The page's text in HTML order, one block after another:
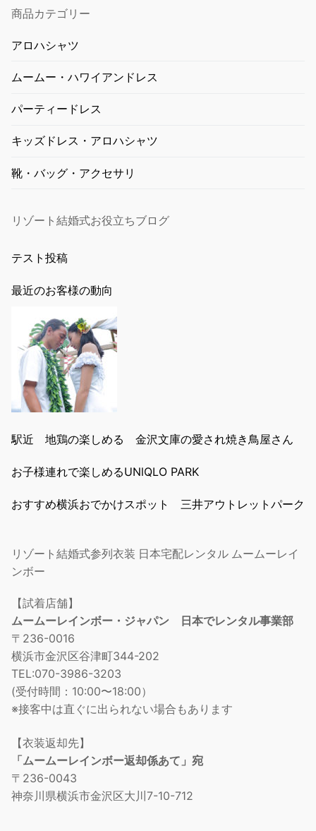
商品カテゴリー
アロハシャツ
ムームー・ハワイアンドレス
パーティードレス
キッズドレス・アロハシャツ
靴・バッグ・アクセサリ
リゾート結婚式お役立ちブログ
テスト投稿
最近のお客様の動向
駅近 地鶏の楽しめる 金沢文庫の愛され焼き鳥屋さん
お子様連れで楽しめるUNlQLO PARK
おすすめ横浜おでかけスポット 三井アウトレットパーク
リゾート結婚式参列衣装 日本宅配レンタル ムームーレイ
ンボー
【試着店舗】
ムームーレインボー・ジャパン 日本でレンタル事業部
〒236-0016
横浜市金沢区谷津町344-202
TEL:070-3986-3203
(受付時間：10:00〜18:00）
※接客中は直ぐに出られない場合もあります
【衣装返却先】
「ムームーレインボー返却係あて」宛
〒236-0043
神奈川県横浜市金沢区大川7-10-712